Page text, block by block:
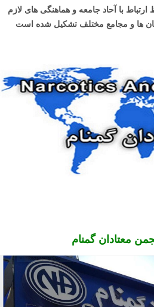
با آحاد جامعه و هماهنگی های لازم
ها و مجامع مختلف تشکیل شده است
معتادان گمنام